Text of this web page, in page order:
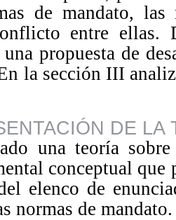
de mandato, las
entre ellas.
una propuesta de
la sección III
DE LA
una teoría
conceptual que
elenco de
normas de mandato.